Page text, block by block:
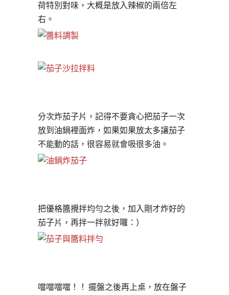
荷特別對味，大概是放入辣椒的兩倍左
右。
分次炸茄子片，記得不要貪心把茄子一次
放到油鍋裡面炸， 如果如果放太多讓茄子
不能動的話，很容易就會吸很多油。
把優格醬攪拌均勻之後，加入剛才炸好的
茄子片，再拌一拌就好囉：）
噹噹噹噹！！ 擺盤之後再上桌，放在盤子